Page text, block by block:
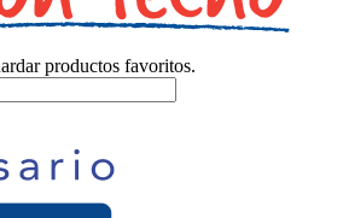
productos favoritos.